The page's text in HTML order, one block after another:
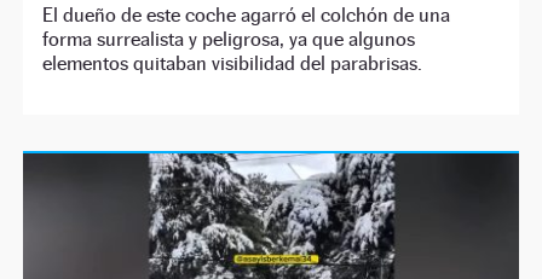
El dueño de este coche agarró el colchón de una
forma surrealista y peligrosa, ya que algunos
elementos quitaban visibilidad del parabrisas.